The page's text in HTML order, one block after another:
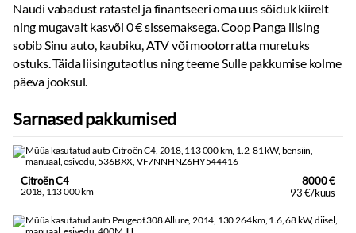
Naudi vabadust ratastel ja finantseeri oma uus sõiduk kiirelt
ning mugavalt kasvõi 0 € sissemaksega. Coop Panga liising
sobib Sinu auto, kaubiku, ATV või mootorratta muretuks
ostuks. Täida liisingutaotlus ning teeme Sulle pakkumise kolme
päeva jooksul.
Sarnased pakkumised
Citroën C4
2018, 113 000 km
8000 €
93 €/kuus